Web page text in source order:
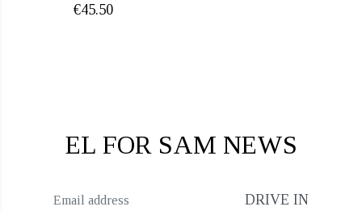
€45.50
EL FOR SAM NEWS